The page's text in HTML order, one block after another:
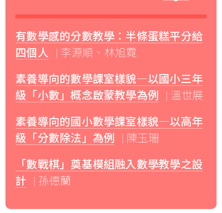
有數學感的分數教學：半條蛋糕平分給
四個人
| 李源順、林旭霓
素養導向的數學課室樣貌―以國小三年
級「小數」概念啟蒙教學為例
| 溫世展
素養導向的國小數學課室樣貌―以高年
級「分數除法」為例
| 陳玉珊
「數戰棋」奠基模組融入數學教學之設
計
| 孫德蘭